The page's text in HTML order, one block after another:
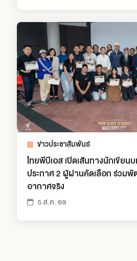
ข่าวประชาสัมพันธ์
ไทยพีบีเอส เปิดเส้นทางนักเขีย
ประกาศ 2 ผู้ผ่านคัดเลือก ร่วม
อากาศจริง
5 ส.ค. 69